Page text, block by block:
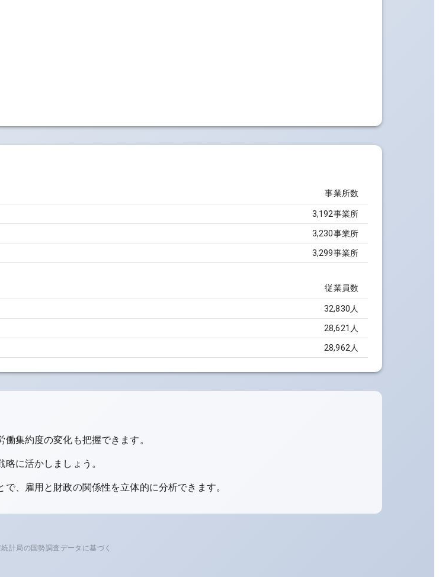
事業所数
3,192事業所
3,230事業所
3,299事業所
従業員数
32,830人
28,621人
28,962人
集約度の変化も把握できます。
に活かしましょう。
、雇用と財政の関係性を立体的に分析できます。
統計局の国勢調査データに基づく